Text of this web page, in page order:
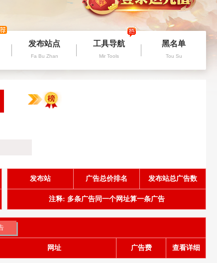
发布站点
Fa Bu Zhan
工具导航
Mir Tools
黑名单
Tou Su
发布站 广告总价排名 发布站总广告数
注释: 多条广告同一个网址算一条广告
网址 广告费 查看详细